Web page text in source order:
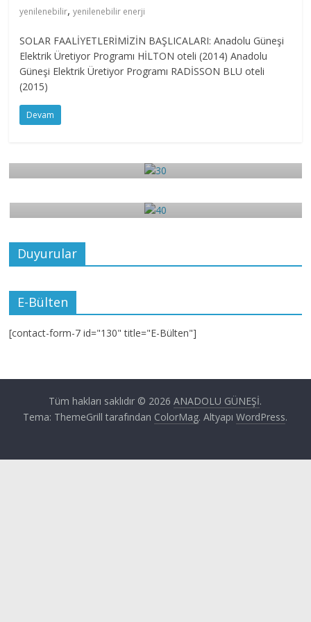
yenilenebilir,yenilenebilir enerji
SOLAR FAALİYETLERİMİZİN BAŞLICALARI: Anadolu Güneşi
Elektrik Üretiyor Programı HİLTON oteli (2014) Anadolu
Güneşi Elektrik Üretiyor Programı RADİSSON BLU oteli
(2015)
Devam
3
40
Duyurular
E-Bülten
[contact-form-7 id="130" title="E-Bülten"]
Tüm hakları saklıdır © 2026ANADOLU GÜNEŞİ.
Tema: ThemeGrill tarafından ColorMag. AltyapıWordPress.